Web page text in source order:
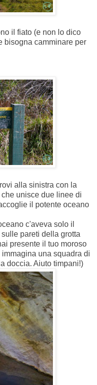
il fiato (e non lo dico
bisogna camminare per
alla sinistra con la
unisce due linee di
il potente oceano
c'aveva solo il
pareti della grotta
presente il tuo moroso
una squadra di
doccia. Aiuto timpani!)